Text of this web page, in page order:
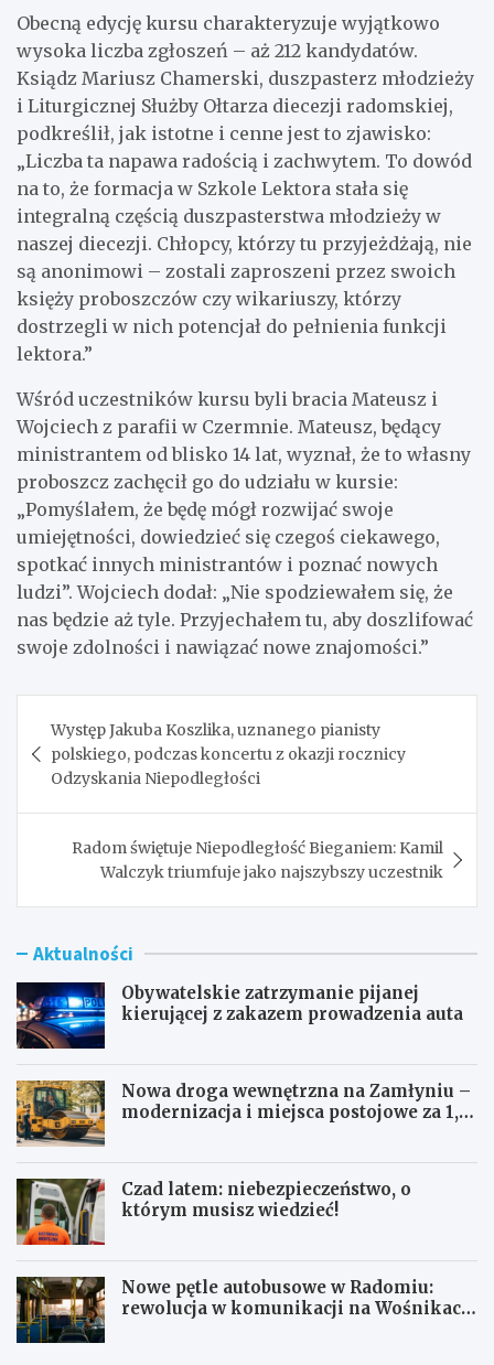
Obecną edycję kursu charakteryzuje wyjątkowo
wysoka liczba zgłoszeń – aż 212 kandydatów.
Ksiądz Mariusz Chamerski, duszpasterz młodzieży
i Liturgicznej Służby Ołtarza diecezji radomskiej,
podkreślił, jak istotne i cenne jest to zjawisko:
„Liczba ta napawa radością i zachwytem. To dowód
na to, że formacja w Szkole Lektora stała się
integralną częścią duszpasterstwa młodzieży w
naszej diecezji. Chłopcy, którzy tu przyjeżdżają, nie
są anonimowi – zostali zaproszeni przez swoich
księży proboszczów czy wikariuszy, którzy
dostrzegli w nich potencjał do pełnienia funkcji
lektora.”
Wśród uczestników kursu byli bracia Mateusz i
Wojciech z parafii w Czermnie. Mateusz, będący
ministrantem od blisko 14 lat, wyznał, że to własny
proboszcz zachęcił go do udziału w kursie:
„Pomyślałem, że będę mógł rozwijać swoje
umiejętności, dowiedzieć się czegoś ciekawego,
spotkać innych ministrantów i poznać nowych
ludzi”. Wojciech dodał: „Nie spodziewałem się, że
nas będzie aż tyle. Przyjechałem tu, aby doszlifować
swoje zdolności i nawiązać nowe znajomości.”
wpisu
Występ Jakuba Koszlika, uznanego pianisty
polskiego, podczas koncertu z okazji rocznicy
Odzyskania Niepodległości
Radom świętuje Niepodległość Bieganiem: Kamil
Walczyk triumfuje jako najszybszy uczestnik
Aktualności
Obywatelskie zatrzymanie pijanej
kierującej z zakazem prowadzenia auta
Nowa droga wewnętrzna na Zamłyniu –
modernizacja i miejsca postojowe za 1,1
Czad latem: niebezpieczeństwo, o
którym musisz wiedzieć!
Nowe pętle autobusowe w Radomiu:
rewolucja w komunikacji na Wośnikach,
O
N